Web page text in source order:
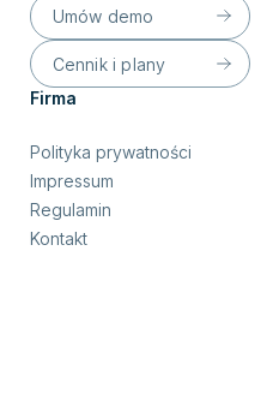
Umów demo
Cennik i plany
Firma
Polityka prywatności
Impressum
Regulamin
Kontakt